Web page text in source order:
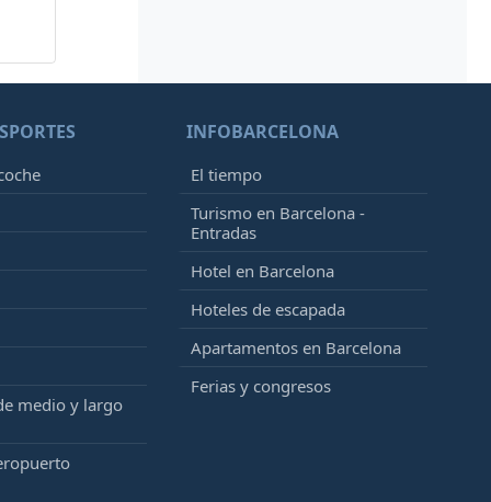
medio y largo
INFOBARCELONA
El tiempo
Turismo en Barcelona -
Entradas
Hotel en Barcelona
Hoteles de escapada
Apartamentos en Barcelona
Ferias y congresos